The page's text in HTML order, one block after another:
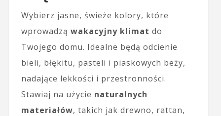
Wybierz jasne, świeże kolory, które
wprowadzą wakacyjny klimat do
Twojego domu. Idealne będą odcienie
bieli, błękitu, pasteli i piaskowych beży,
nadające lekkości i przestronności.
Stawiaj na użycie naturalnych
materiałów, takich jak drewno, rattan,